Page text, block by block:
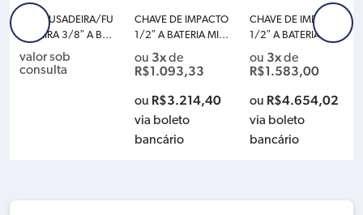
PARAFUSADEIRA/FU
RADEIRA 3/8″ A BAT
ERIA 12V STANLEY S
CD121S2KBR – COM
valor sob
consulta
CHAVE DE IMPACTO
1/2″ A BATERIA MIL
WAUKEE 2855P-20
M18 FUEL SHUTOFF
339NM – SOMENTE
A MAQUINA (ENCAI
O)
ou 3xde
R$1.093,33
ou R$3.214,40
via boleto
bancário
CHAVE DE IMPACTO
1/2″ A BATERIA MIL
WAUKEE M18 FUEL
SHUTOFF 339NM C
OM 2 BATERIA 2855
P-259 5.0AH, CARR
LETA
ou 3xde
R$1.583,00
ou R$4.654,02
via boleto
bancário